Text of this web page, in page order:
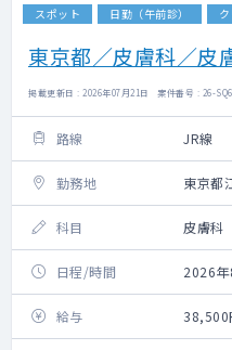
スポット 日勤（午前診）
東京都／皮膚科／皮
掲載更新日 : 2026年07月21日 案件番号 : 26-
路線 JR線
勤務地 東京都
科目 皮膚科
日程/時間 2026
給与 38,500